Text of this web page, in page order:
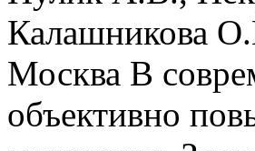
Калашникова
Москва В
объективно